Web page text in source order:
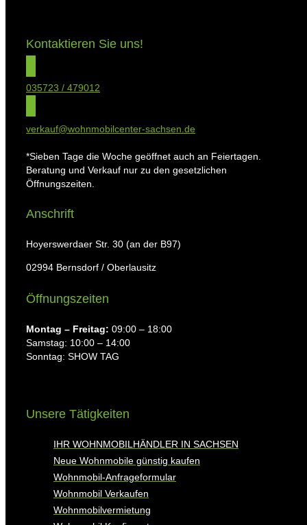
Kontaktieren Sie uns!
035723 / 479012
verkauf@wohnmobilcenter-sachsen.de
*Sieben Tage die Woche geöffnet auch an Feiertagen.
Beratung und Verkauf nur zu den gesetzlichen
Öffnungszeiten.
Anschrift
Hoyerswerdaer Str. 30 (an der B97)
02994 Bernsdorf / Oberlausitz
Öffnungszeiten
Montag ⁠– Freitag: 09:00 – 18:00
Samstag: 10:00 – 14:00
Sonntag: SHOW TAG
Unsere Tätigkeiten
IHR WOHNMOBILHÄNDLER IN SACHSEN
Neue Wohnmobile günstig kaufen
Wohnmobil-Anfrageformular
Wohnmobil Verkaufen
Wohnmobilvermietung